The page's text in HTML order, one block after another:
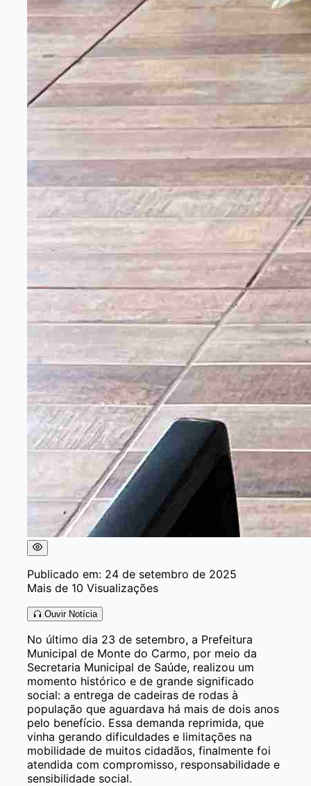
Publicado em: 24 de setembro de 2025
Mais de 10 Visualizações
Ouvir Notícia
No último dia 23 de setembro, a Prefeitura
Municipal de Monte do Carmo, por meio da
Secretaria Municipal de Saúde, realizou um
momento histórico e de grande significado
social: a entrega de cadeiras de rodas à
população que aguardava há mais de dois anos
pelo benefício. Essa demanda reprimida, que
vinha gerando dificuldades e limitações na
mobilidade de muitos cidadãos, finalmente foi
atendida com compromisso, responsabilidade e
sensibilidade social.